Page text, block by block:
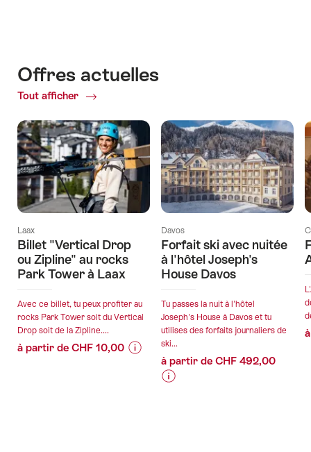
Offres actuelles
Tout afficher
Offres
Laax
Billet "Vertical Drop
ou Zipline" au rocks
Park Tower à Laax
Avec ce billet, tu peux profiter au
rocks Park Tower soit du Vertical
Drop soit de la Zipline....
à partir de CHF 10,00
Informations
Détails
Davos
Forfait ski avec nuitée
à l'hôtel Joseph's
House Davos
Tu passes la nuit à l'hôtel
Joseph's House à Davos et tu
utilises des forfaits journaliers de
ski...
à partir de CHF 492,00